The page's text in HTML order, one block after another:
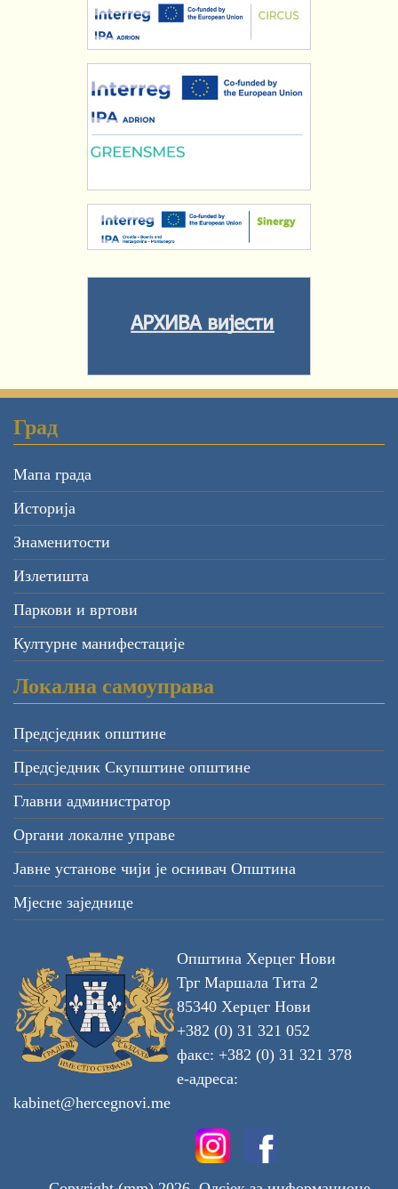
Град
Мапа града
Историја
Знаменитости
Излетишта
Паркови и вртови
Културне манифестације
Локална самоуправа
Предсједник општине
Предсједник Скупштине општине
Главни администратор
Органи локалне управе
Јавне установе чији је оснивач Општина
Мјесне заједнице
Општина Херцег Нови
Трг Маршала Тита 2
85340 Херцег Нови
+382 (0) 31 321 052
факс: +382 (0) 31 321 378
е-адреса:
kabinet@hercegnovi.me